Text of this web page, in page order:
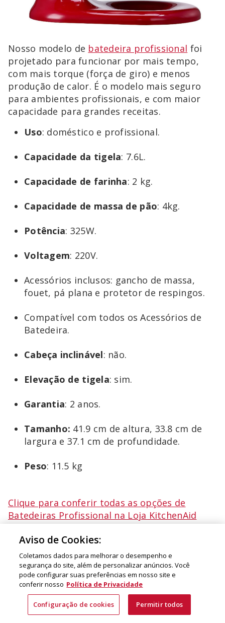
Nosso modelo de batedeira profissional foi
projetado para funcionar por mais tempo,
com mais torque (força de giro) e menos
produção de calor. É o modelo mais seguro
para ambientes profissionais, e com maior
capacidade para grandes receitas.
Uso: doméstico e profissional.
Capacidade da tigela: 7.6L.
Capacidade de farinha: 2 kg.
Capacidade de massa de pão: 4kg.
Potência: 325W.
Voltagem: 220V.
Acessórios inclusos: gancho de massa,
fouet, pá plana e protetor de respingos.
Compatível com todos os Acessórios de
Batedeira.
Cabeça inclinável: não.
Elevação de tigela: sim.
Garantia: 2 anos.
Tamanho: 41.9 cm de altura, 33.8 cm de
largura e 37.1 cm de profundidade.
Peso: 11.5 kg
Clique para conferir todas as opções de
Batedeiras Profissional na Loja KitchenAid
Expresse seu estilo e ganhe
autonomia com tigelas extras
Aviso de Cookies:
Coletamos dados para melhorar o desempenho e
segurança do site, além de personalizar anúncios. Você
pode configurar suas preferências em nosso site e
conferir nosso Política de Privacidade
Configuração de cookies Permitir todos